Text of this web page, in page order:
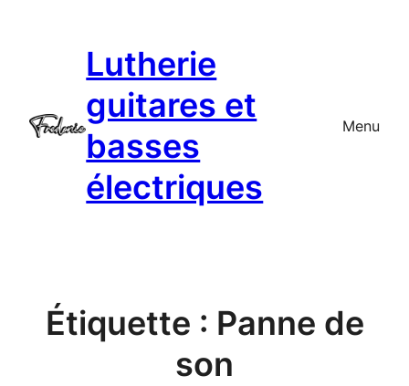
Lutherie
guitares et
basses
électriques
Menu
Étiquette : Panne de
son